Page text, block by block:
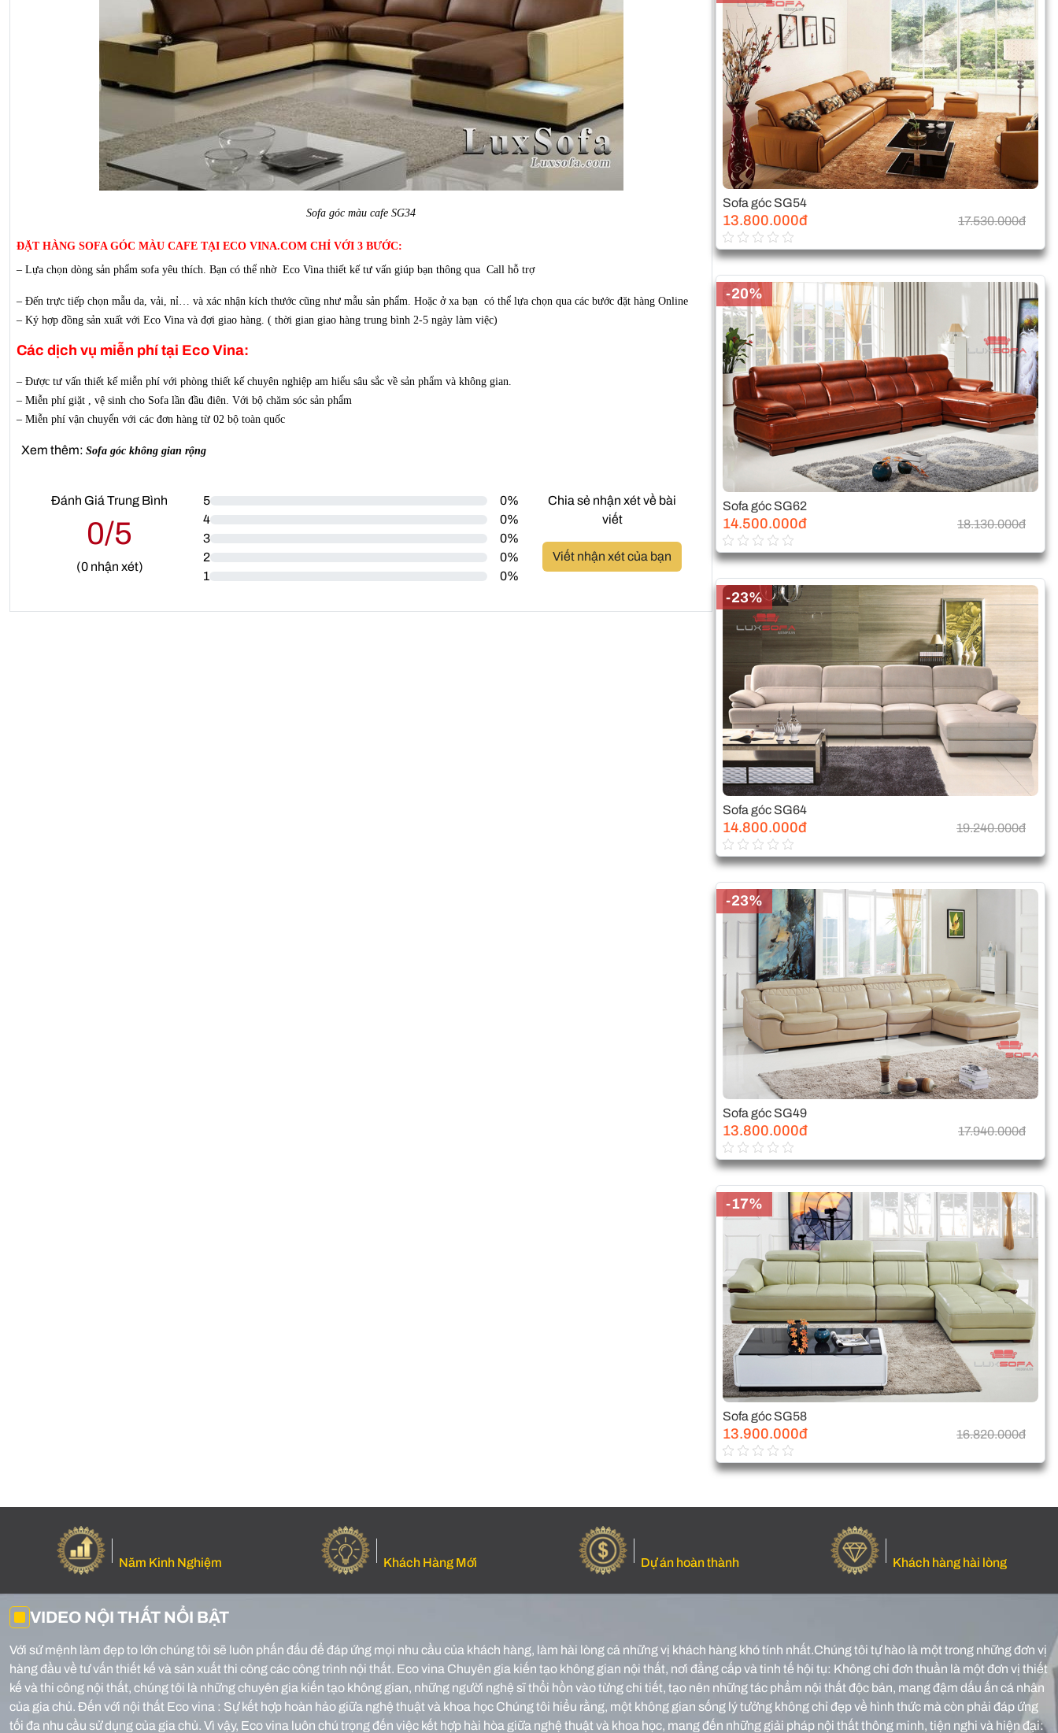
Sofa góc màu cafe SG34
ĐẶT HÀNG SOFA GÓC MÀU CAFE TẠI ECO VINA.COM CHỈ VỚI 3 BƯỚC:
– Lựa chọn dòng sản phẩm sofa yêu thích. Bạn có thể nhờ Eco Vina thiết kế tư vấn giúp bạn thông qua Call hỗ trợ
– Đến trực tiếp chọn mẫu da, vải, nỉ… và xác nhận kích thước cũng như mẫu sản phẩm. Hoặc ở xa bạn có thể lựa chọn qua các bước đặt hàng Online
– Ký hợp đồng sản xuất với Eco Vina và đợi giao hàng. ( thời gian giao hàng trung bình 2-5 ngày làm việc)
Các dịch vụ miễn phí tại Eco Vina:
– Được tư vấn thiết kế miễn phí với phòng thiết kế chuyên nghiệp am hiểu sâu sắc về sản phẩm và không gian.
– Miễn phí giặt , vệ sinh cho Sofa lần đầu điên. Với bộ chăm sóc sản phẩm
– Miễn phí vận chuyển với các đơn hàng từ 02 bộ toàn quốc
Xem thêm: Sofa góc không gian rộng
Đánh Giá Trung Bình
0/5
(0nhận xét)
5
0%
4
0%
3
0%
2
0%
1
0%
Chia sẻ nhận xét về bài
viết
Viết nhận xét của bạn
Sofa góc SG54
13.800.000đ 17.530.000đ
Sofa góc SG62
14.500.000đ 18.130.000đ
-20%
Sofa góc SG64
14.800.000đ 19.240.000đ
-23%
Sofa góc SG49
13.800.000đ 17.940.000đ
-23%
Sofa góc SG58
13.900.000đ 16.820.000đ
-17%
Năm Kinh Nghiệm Khách Hàng Mới Dự án hoàn thành Khách hàng hài lòng
VIDEO NỘI THẤT NỔI BẬT
Với sứ mệnh làm đẹp to lớn chúng tôi sẽ luôn phấn đấu để đáp ứng mọi nhu cầu của khách hàng, làm hài lòng cả những vị khách hàng khó tính nhất.Chúng tôi tự hào là một trong những đơn vị
hàng đầu về tư vấn thiết kế và sản xuất thi công các công trình nội thất. Eco vina Chuyên gia kiến tạo không gian nội thất, nơi đẳng cấp và tinh tế hội tụ: Không chỉ đơn thuần là một đơn vị thiết
kế và thi công nội thất, chúng tôi là những chuyên gia kiến tạo không gian, những người nghệ sĩ thổi hồn vào từng chi tiết, tạo nên những tác phẩm nội thất độc bản, mang đậm dấu ấn cá nhân
của gia chủ. Đến với nội thất Eco vina : Sự kết hợp hoàn hảo giữa nghệ thuật và khoa học Chúng tôi hiểu rằng, một không gian sống lý tưởng không chỉ đẹp về hình thức mà còn phải đáp ứng
tối đa nhu cầu sử dụng của gia chủ. Vì vậy, Eco vina luôn chú trọng đến việc kết hợp hài hòa giữa nghệ thuật và khoa học, mang đến những giải pháp nội thất thông minh, tiện nghi và hiện đại: